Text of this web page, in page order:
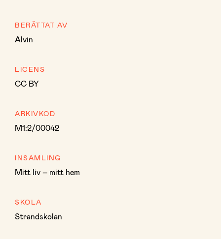
BERÄTTAT AV
Alvin
LICENS
CC BY
ARKIVKOD
M1:2/00042
INSAMLING
Mitt liv – mitt hem
SKOLA
Strandskolan